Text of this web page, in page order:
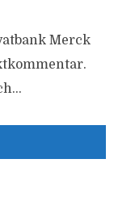
Merck